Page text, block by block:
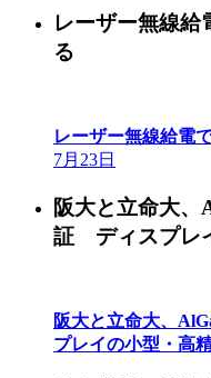
レーザー無線給
る
レーザー無線給電
7月23日
阪大と立命大
証 ディスプレ
阪大と立命大、
プレイの小型・高